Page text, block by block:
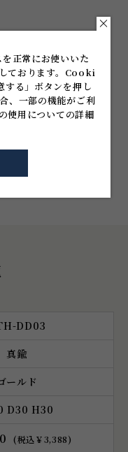
、原則的に代品交換
製品の取付面と相手
ください。
DD03
真鍮
ールド
D30 H30
(税込￥3,388)
正常にお使いいた
おります。 Cooki
する」ボタンを押し
、一部の機能がご利
使用についての詳細